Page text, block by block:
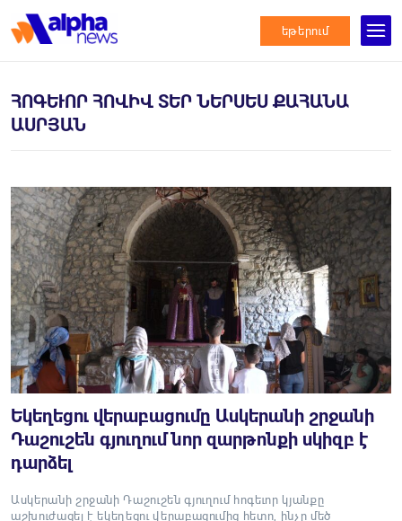
եթերում
ՀՈԳԵՒՈՐ ՀՈՎԻՎ ՏԵՐ ՆԵՐՍԵՍ ՔԱՀԱՆԱ Ա
ՍՐՅԱՆ
Եկեղեցու վերաբացումը Ասկերանի շրջանի
Դաշուշեն գյուղում նոր զարթոնքի սկիզբ է
դարձել
Ասկերանի շրջանի Դաշուշեն գյուղում հոգեւոր կյանքը
աշխուժացել է եկեղեցու վերաբացումից հետո, ինչը մեծ